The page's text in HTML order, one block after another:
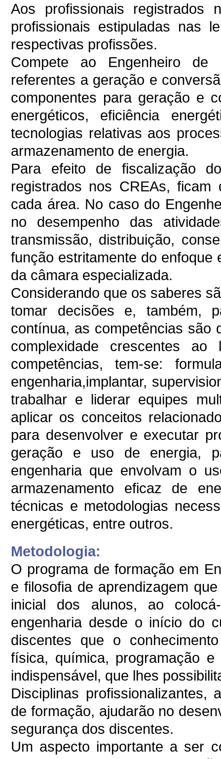
Aos profissionais registrados
profissionais estipuladas nas
respectivas profissões.
Compete ao Engenheiro de
referentes a geração e
componentes para geração e
energéticos, eficiência
tecnologias relativas aos
armazenamento de energia.
Para efeito de fiscalização
registrados nos CREAs, ficam
cada área. No caso do
no desempenho das
transmissão, distribuição,
função estritamente do
da câmara especializada.
Considerando que os saberes
tomar decisões e, também,
contínua, as competências são
complexidade crescentes
competências, tem-se:
engenharia,implantar,
trabalhar e liderar equipes
aplicar os conceitos
para desenvolver e executar
geração e uso de energia,
engenharia que envolvam o
armazenamento eficaz de
técnicas e metodologias
energéticas, entre outros.
Metodologia:
O programa de formação em
e filosofia de aprendizagem
inicial dos alunos, ao
engenharia desde o início do
discentes que o
física, química, programação
indispensável, que lhes
Disciplinas profissionalizantes,
de formação, ajudarão no
segurança dos discentes.
Um aspecto importante a ser